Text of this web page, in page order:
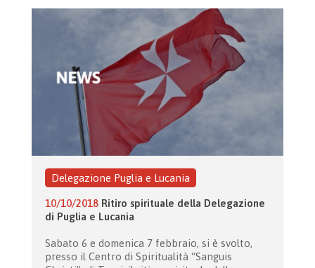
Delegazione Puglia e Lucania
10/10/2018 Ritiro spirituale della Delegazione
di Puglia e Lucania
Sabato 6 e domenica 7 febbraio, si è svolto,
presso il Centro di Spiritualità “Sanguis